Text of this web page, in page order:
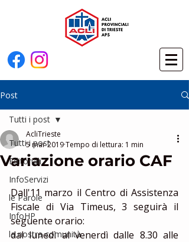
Post
Tutti i post
Editoriali
InfoServizi
le Parole
InfoHP
la nostra comunità
Tutti i post
Variazione orario CAF
AcliTrieste
5 mar 2019Tempo di lettura: 1 min
Dall'11 marzo il Centro di Assistenza
Fiscale di Via Timeus, 3 seguirà il
seguente orario:
dal lunedì al venerdì dalle 8.30 alle